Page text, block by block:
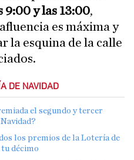
9:00 y las 13:00,
es máxima y
la esquina de la calle
DE NAVIDAD
el segundo y tercer
los premios de la Lotería de
décimo